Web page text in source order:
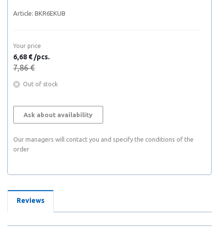
Article: BKR6EKUB
Your price
6,68 € /pcs.
7,86 €
Out of stock
Ask about availability
Our managers will contact you and specify the conditions of the
order
Reviews